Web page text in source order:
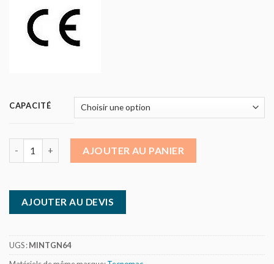
CAPACITÉ
AJOUTER AU PANIER
AJOUTER AU DEVIS
UGS :MINTGN64